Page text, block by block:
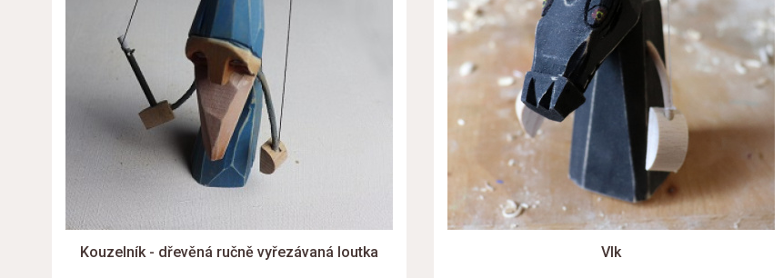
Kouzelník - dřevěná ručně vyřezávaná loutka Vlk